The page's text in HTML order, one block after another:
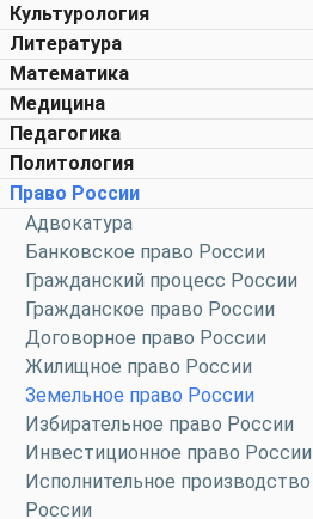
Культурология
Литература
Математика
Медицина
Педагогика
Политология
Право России
Адвокатура
Банковское право России
Гражданский процесс России
Гражданское право России
Договорное право России
Жилищное право России
Земельное право России
Избирательное право России
Инвестиционное право России
Исполнительное производство
России